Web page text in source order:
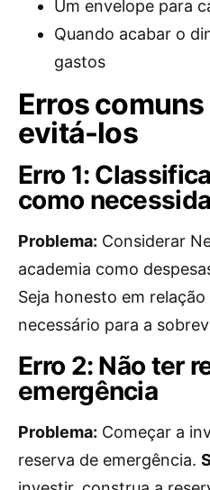
Um envelope para
Quando acabar o
gastos
Erros
evitá-los
Erro 1:
como
Problema: Considerar
academia como
Seja honesto em
necessário para a
Erro 2: Não ter
emergência
Problema: Começar a
reserva de emergência.